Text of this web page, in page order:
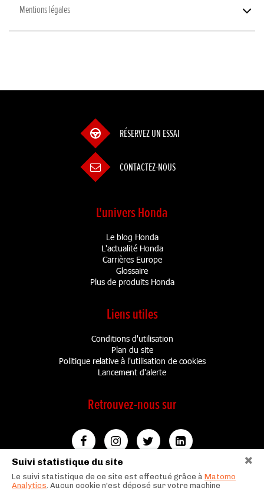
Mentions légales
RÉSERVEZ UN ESSAI
CONTACTEZ-NOUS
L'univers Honda
Le blog Honda
L'actualité Honda
Carrières Europe
Glossaire
Plus de produits Honda
Liens utiles
Conditions d'utilisation
Plan du site
Politique relative à l'utilisation de cookies
Lancement d'alerte
Retrouvez-nous sur
Suivi statistique du site
Le suivi statistique de ce site est effectué grâce à Matomo
Analytics. Aucun cookie n'est déposé sur votre machine